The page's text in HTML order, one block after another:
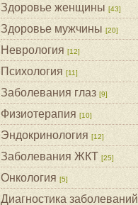
Здоровье женщины [43]
Здоровье мужчины [20]
Неврология [12]
Психология [11]
Заболевания глаз [9]
Физиотерапия [10]
Эндокринология [12]
Заболевания ЖКТ [25]
Онкология [5]
Диагностика заболеваний